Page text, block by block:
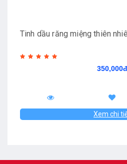
Tinh dầu răng miệng thiên
350,000đ
Xem chi